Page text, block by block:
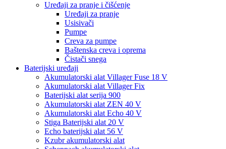
Uređaji za pranje i čišćenje
Uređaji za pranje
Usisivači
Pumpe
Creva za pumpe
Baštenska creva i oprema
Čistači snega
Baterijski uređaji
Akumulatorski alat Villager Fuse 18 V
Akumulatorski alat Villager Fix
Baterijski alat serija 900
Akumulatorski alat ZEN 40 V
Akumulatorski alat Echo 40 V
Stiga Baterijski alat 20 V
Echo baterijski alat 56 V
Kzubr akumulatorski alat